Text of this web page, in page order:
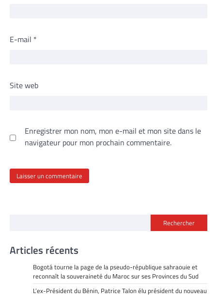
E-mail *
Site web
Enregistrer mon nom, mon e-mail et mon site dans le
navigateur pour mon prochain commentaire.
Rechercher
Articles récents
Bogotá tourne la page de la pseudo-république sahraouie et
reconnaît la souveraineté du Maroc sur ses Provinces du Sud
L’ex-Président du Bénin, Patrice Talon élu président du nouveau